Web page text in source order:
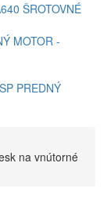
ŠROTOVNÉ
MOTOR -
PREDNÝ
na vnútorné